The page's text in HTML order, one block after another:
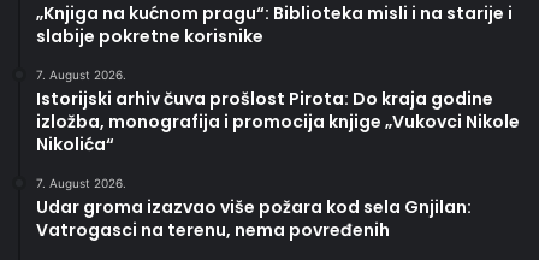
„Knjiga na kućnom pragu“: Biblioteka misli i na starije i
slabije pokretne korisnike
7. August 2026.
Istorijski arhiv čuva prošlost Pirota: Do kraja godine
izložba, monografija i promocija knjige „Vukovci Nikole
Nikolića“
7. August 2026.
Udar groma izazvao više požara kod sela Gnjilan:
Vatrogasci na terenu, nema povređenih